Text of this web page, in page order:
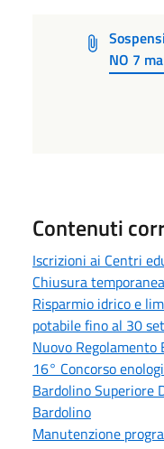
NO 7
Contenuti
Iscrizioni ai Centri
Chiusura
Risparmio idrico e
potabile fino al 30
Nuovo Regolamento
16° Concorso
Bardolino Superiore
Bardolino
Manutenzione